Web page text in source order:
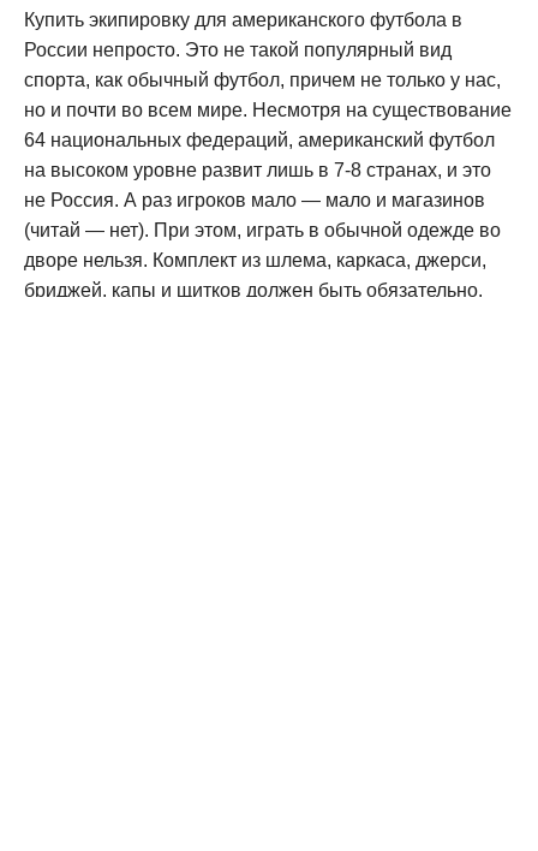
Купить экипировку для американского футбола в
России непросто. Это не такой популярный вид
спорта, как обычный футбол, причем не только у нас,
но и почти во всем мире. Несмотря на существование
64 национальных федераций, американский футбол
на высоком уровне развит лишь в 7-8 странах, и это
не Россия. А раз игроков мало — мало и магазинов
(читай — нет). При этом, играть в обычной одежде во
дворе нельзя. Комплект из шлема, каркаса, джерси,
бриджей, капы и щитков должен быть обязательно.